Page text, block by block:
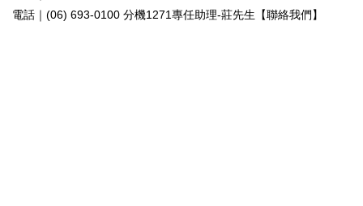
電話｜(06) 693-0100 分機1271專任助理-莊先生 【聯絡我們】